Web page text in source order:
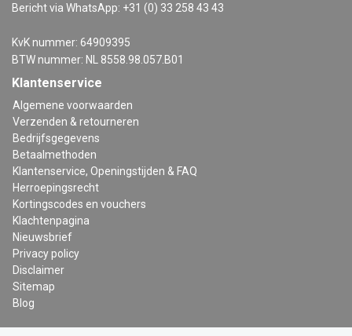
Bericht via WhatsApp: +31 (0) 33 258 43 43
KvK nummer: 64909395
BTW nummer: NL 8558.98.057.B01
Klantenservice
Algemene voorwaarden
Verzenden & retourneren
Bedrijfsgegevens
Betaalmethoden
Klantenservice, Openingstijden & FAQ
Herroepingsrecht
Kortingscodes en vouchers
Klachtenpagina
Nieuwsbrief
Privacy policy
Disclaimer
Sitemap
Blog